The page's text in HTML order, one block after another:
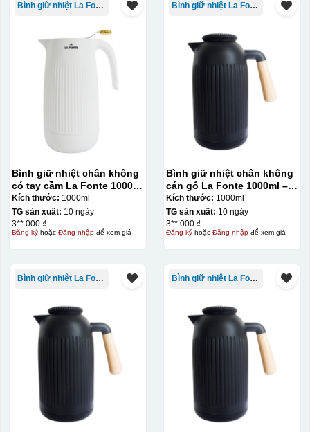
Bình giữ nhiệt La Fonte
Bình giữ nhiệt chân không
có tay cầm La Fonte 1000ml
– 011655
Kích thước: 1000ml
TG sản xuất: 10 ngày
3**.000 ₫
Đăng kýhoặc Đăng nhậpđể xem giá
Bình giữ nhiệt La Fonte
Bình giữ nhiệt chân không
cán gỗ La Fonte 1000ml –
011679
Kích thước: 1000ml
TG sản xuất: 10 ngày
3**.000 ₫
Đăng kýhoặc Đăng nhậpđể xem giá
Bình giữ nhiệt La Fonte Bình giữ nhiệt La Fonte